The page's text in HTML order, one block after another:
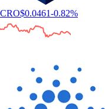
CRO$0.0461-0.82%